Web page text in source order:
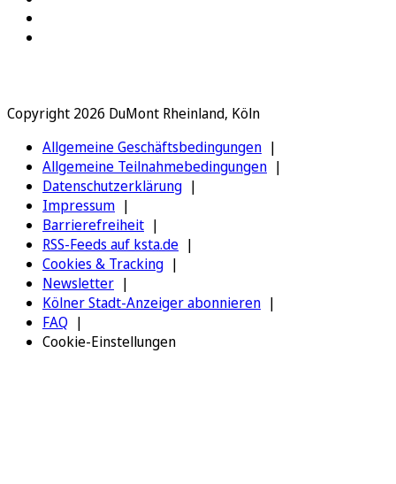
Copyright 2026 DuMont Rheinland, Köln
Allgemeine Geschäftsbedingungen
Allgemeine Teilnahmebedingungen
Datenschutzerklärung
Impressum
Barrierefreiheit
RSS-Feeds auf ksta.de
Cookies & Tracking
Newsletter
Kölner Stadt-Anzeiger abonnieren
FAQ
Cookie-Einstellungen